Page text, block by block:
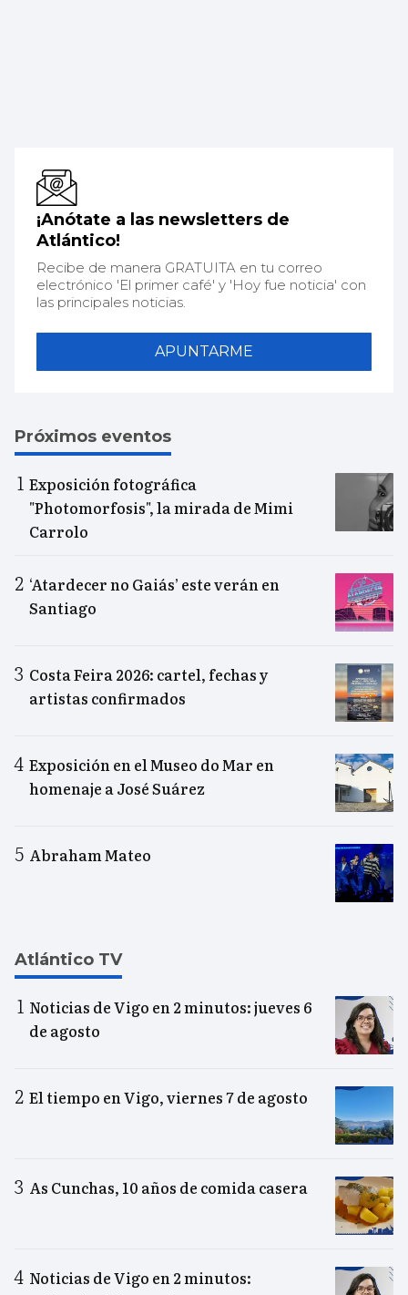
¡Anótate a las newsletters de
Atlántico!
Recibe de manera GRATUITA en tu correo
electrónico 'El primer café' y 'Hoy fue noticia' con
las principales noticias.
APUNTARME
Próximos eventos
Exposición fotográfica
"Photomorfosis", la mirada de Mimi
Carrolo
‘Atardecer no Gaiás’ este verán en
Santiago
Costa Feira 2026: cartel, fechas y
artistas confirmados
Exposición en el Museo do Mar en
homenaje a José Suárez
Abraham Mateo
Atlántico TV
Noticias de Vigo en 2 minutos: jueves 6
de agosto
El tiempo en Vigo, viernes 7 de agosto
As Cunchas, 10 años de comida casera
Noticias de Vigo en 2 minutos: